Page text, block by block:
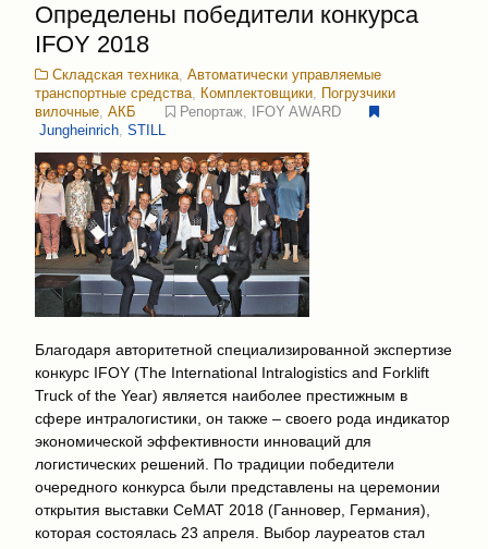
Определены победители конкурса
IFOY 2018
Складская техника, Автоматически управляемые
транспортные средства, Комплектовщики, Погрузчики
вилочные, АКБ Репортаж,
IFOY AWARD
Jungheinrich, STILL
Благодаря авторитетной специализированной экспертизе
конкурс IFOY (The International Intralogistics and Forklift
Truck of the Year) является наиболее престижным в
сфере интралогистики, он также – своего рода индикатор
экономической эффективности инноваций для
логистических решений. По традиции победители
очередного конкурса были представлены на церемонии
открытия выставки CeMAT 2018 (Ганновер, Германия),
которая состоялась 23 апреля. Выбор лауреатов стал